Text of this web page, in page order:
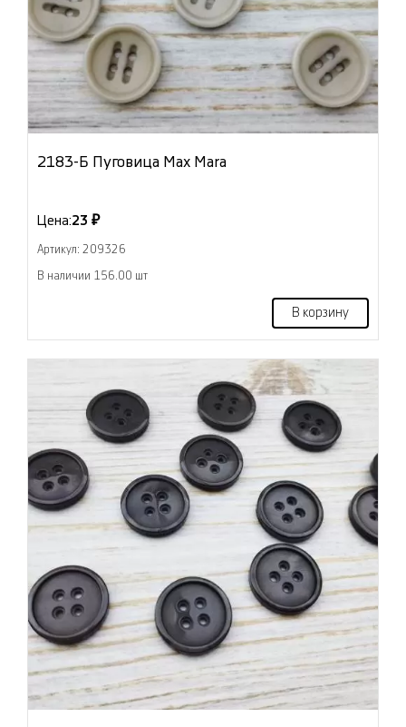
2183-Б Пуговица Max Mara
Цена:23 ₽
Артикул: 209326
В наличии 156.00 шт
В корзину